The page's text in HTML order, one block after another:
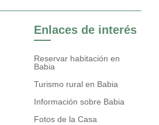
Enlaces de interés
Reservar habitación en
Babia
Turismo rural en Babia
Información sobre Babia
Fotos de la Casa